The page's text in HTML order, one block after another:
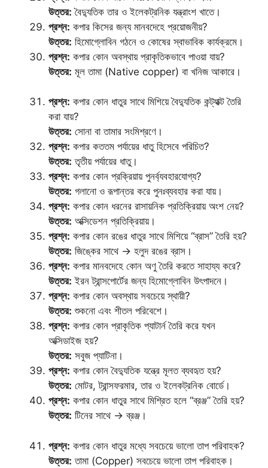
উত্তর: বৈদ্যুতিক তার ও ইলেকট্রনিক যন্ত্রাংশ খাতে।
প্রশ্ন: কপার কিসের জন্য মানবদেহে প্রয়োজনীয়?
উত্তর: হিমোগ্লোবিন গঠনে ও কোষের স্বাভাবিক কার্যক্রমে।
প্রশ্ন: কপার কোন অবস্থায় প্রাকৃতিকভাবে পাওয়া যায়?
উত্তর: মূল তামা (Native copper) বা খনিজ আকারে।
প্রশ্ন: কপার কোন ধাতুর সাথে মিশিয়ে বৈদ্যুতিক কন্ট্যাক্ট তৈরি
করা যায়?
উত্তর: সোনা বা তামার সংমিশ্রণে।
প্রশ্ন: কপার কততম পর্যায়ের ধাতু হিসেবে পরিচিত?
উত্তর: তৃতীয় পর্যায়ের ধাতু।
প্রশ্ন: কপার কোন প্রক্রিয়ায় পুনর্ব্যবহারযোগ্য?
উত্তর: গলানো ও রূপান্তর করে পুনঃব্যবহার করা যায়।
প্রশ্ন: কপার কোন ধরনের রাসায়নিক প্রতিক্রিয়ায় অংশ নেয়?
উত্তর: অক্সিডেশন প্রতিক্রিয়ায়।
প্রশ্ন: কপার কোন রঙের ধাতুর সাথে মিশিয়ে “ব্রাস” তৈরি হয়?
উত্তর: জিঙ্কের সাথে → হলুদ রঙের ব্রাস।
প্রশ্ন: কপার মানবদেহে কোন অণু তৈরি করতে সাহায্য করে?
উত্তর: ইরন ট্রান্সপোর্টের জন্য হিমোগ্লোবিন উৎপাদনে।
প্রশ্ন: কপার কোন অবস্থায় সবচেয়ে স্থায়ী?
উত্তর: শুকনো এবং শীতল পরিবেশে।
প্রশ্ন: কপার কোন প্রাকৃতিক প্যাটার্ন তৈরি করে যখন
অক্সিডাইজ হয়?
উত্তর: সবুজ প্যাটিনা।
প্রশ্ন: কপার কোন বৈদ্যুতিক যন্ত্রে মূলত ব্যবহৃত হয়?
উত্তর: মোটর, ট্রান্সফরমার, তার ও ইলেকট্রনিক বোর্ডে।
প্রশ্ন: কপার কোন ধাতুর সাথে মিশ্রিত হলে “ব্রঞ্জ” তৈরি হয়?
উত্তর: টিনের সাথে → ব্রঞ্জ।
প্রশ্ন: কপার কোন ধাতুর মধ্যে সবচেয়ে ভালো তাপ পরিবাহক?
উত্তর: তামা (Copper) সবচেয়ে ভালো তাপ পরিবাহক।